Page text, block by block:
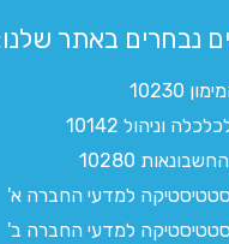
נבחרים באתר
10230
וניהול 10142
10280
למדעי החברה א'
למדעי החברה ב'